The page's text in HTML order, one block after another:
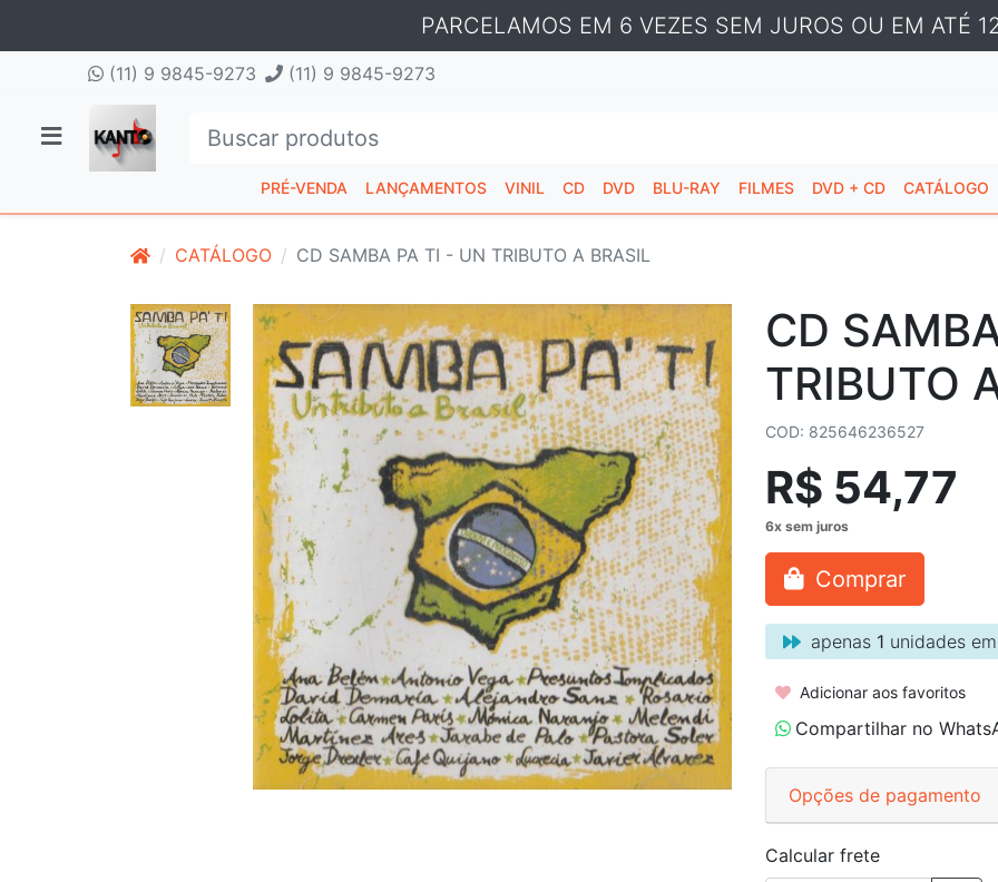
PARCELAMOS EM 6 VEZES SEM JUROS OU EM ATÉ
(11) 9 9845-9273 (11) 9 9845-9273
PRÉ-VENDA LANÇAMENTOS VINIL CD DVD BLU-RAY FILMES DVD + CD CATÁLOGO
CATÁLOGO CD SAMBA PA TI - UN TRIBUTO A BRASIL
CD
TRIBUTO
COD: 825646236527
R$ 54,77
Comprar
apenas 1 unidades
Adicionar aos favoritos
Compartilhar no
Opções de pagamento
Calcular frete